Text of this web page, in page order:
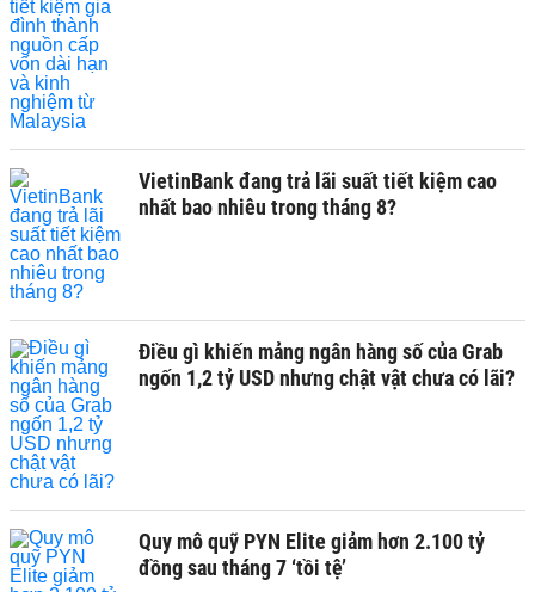
VietinBank đang trả lãi suất tiết kiệm cao
nhất bao nhiêu trong tháng 8?
Điều gì khiến mảng ngân hàng số của Grab
ngốn 1,2 tỷ USD nhưng chật vật chưa có lãi?
Quy mô quỹ PYN Elite giảm hơn 2.100 tỷ
đồng sau tháng 7 ‘tồi tệ’